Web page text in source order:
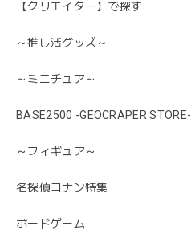
【クリエイター】で探す
～推し活グッズ～
～ミニチュア～
BASE2500 -GEOCRAPER STORE-
～フィギュア～
名探偵コナン特集
ボードゲーム